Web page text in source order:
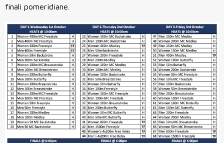
finali pomeridiane.